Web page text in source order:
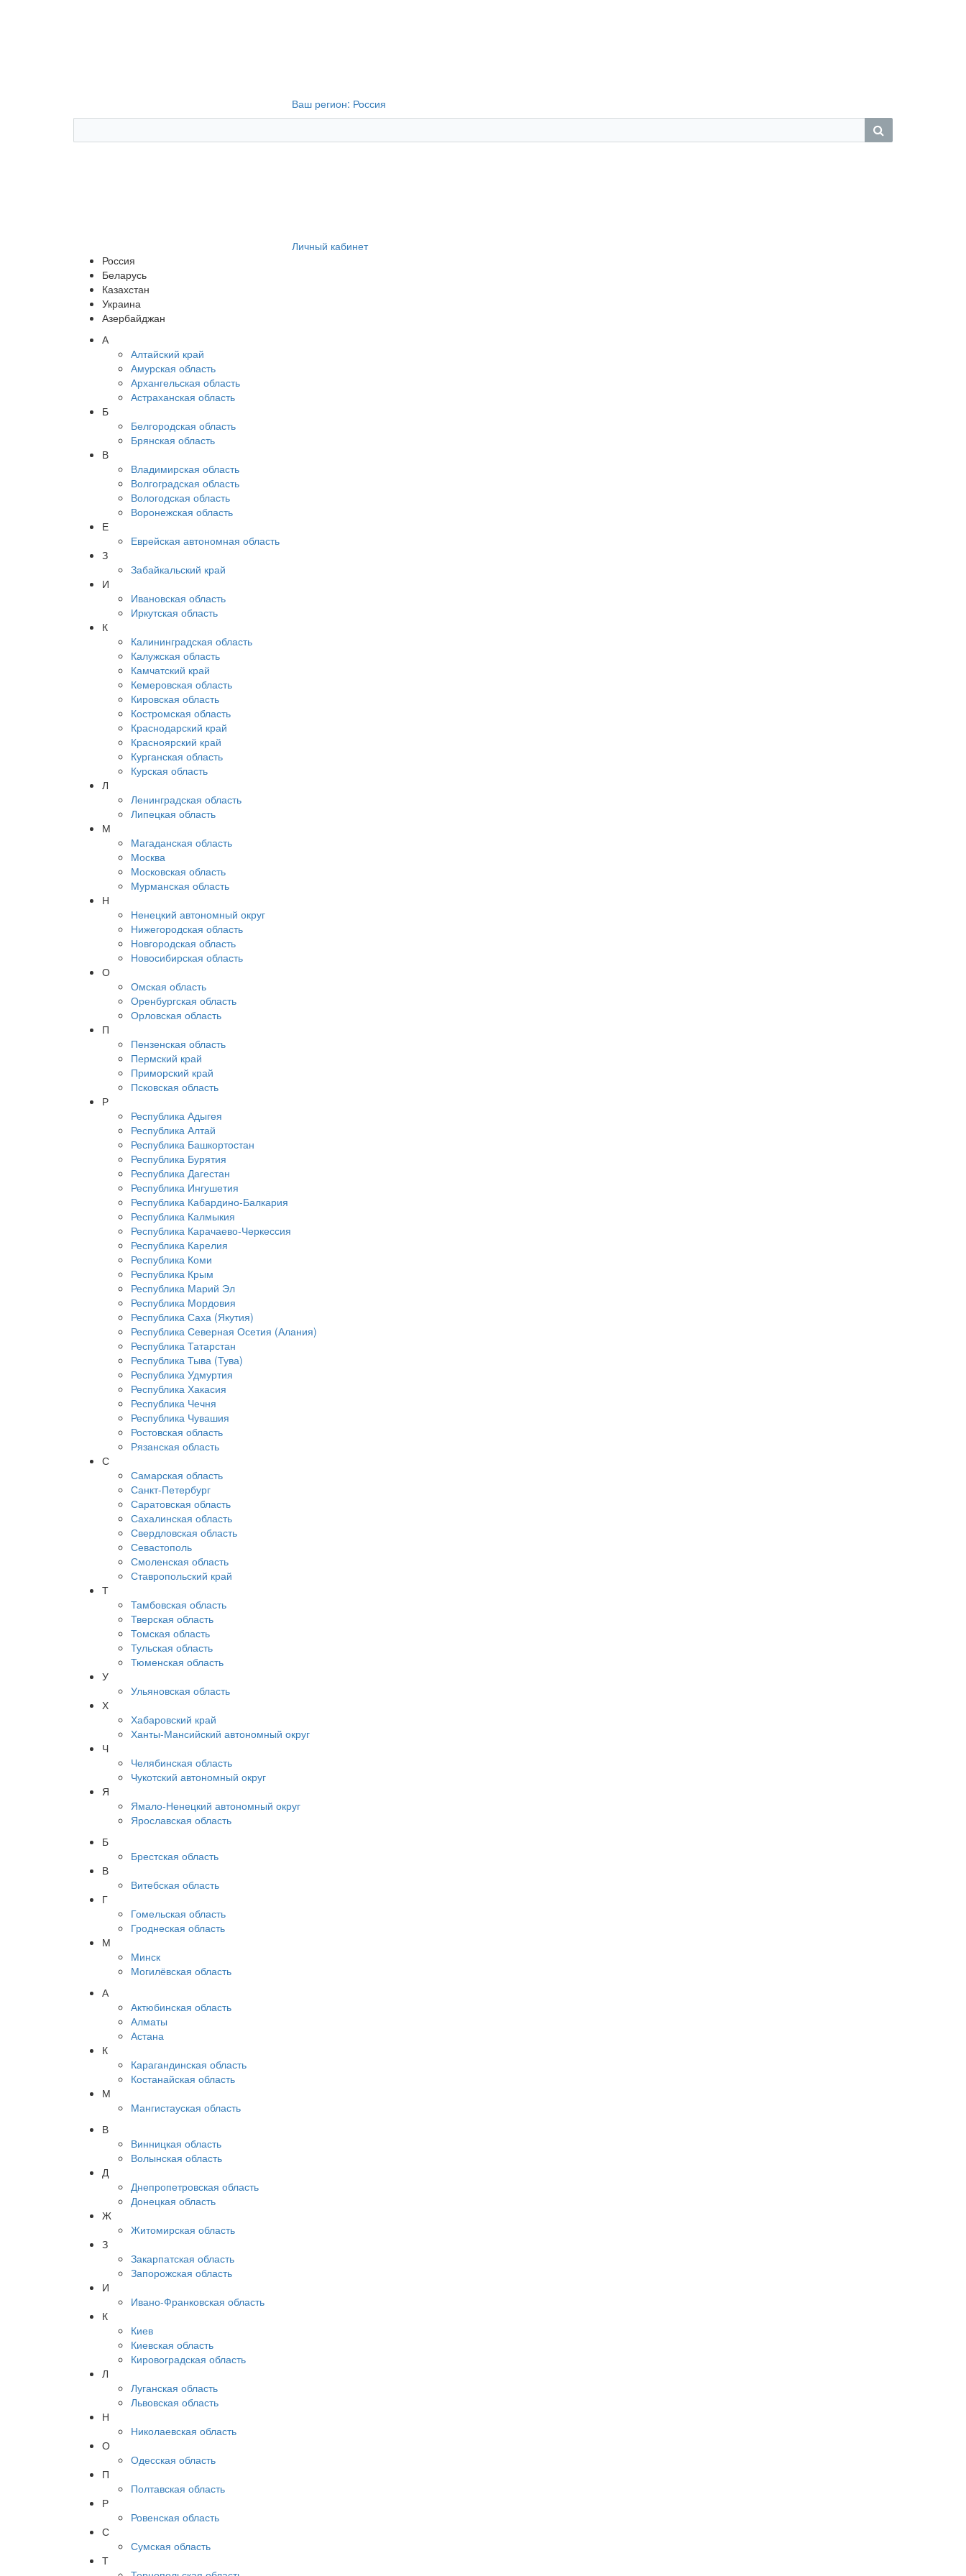
Ваш регион: Россия
Личный кабинет
Россия
Беларусь
Казахстан
Украина
Азербайджан
А
Алтайский край
Амурская область
Архангельская область
Астраханская область
Б
Белгородская область
Брянская область
В
Владимирская область
Волгоградская область
Вологодская область
Воронежская область
Е
Еврейская автономная область
З
Забайкальский край
И
Ивановская область
Иркутская область
К
Калининградская область
Калужская область
Камчатский край
Кемеровская область
Кировская область
Костромская область
Краснодарский край
Красноярский край
Курганская область
Курская область
Л
Ленинградская область
Липецкая область
М
Магаданская область
Москва
Московская область
Мурманская область
Н
Ненецкий автономный округ
Нижегородская область
Новгородская область
Новосибирская область
О
Омская область
Оренбургская область
Орловская область
П
Пензенская область
Пермский край
Приморский край
Псковская область
Р
Республика Адыгея
Республика Алтай
Республика Башкортостан
Республика Бурятия
Республика Дагестан
Республика Ингушетия
Республика Кабардино-Балкария
Республика Калмыкия
Республика Карачаево-Черкессия
Республика Карелия
Республика Коми
Республика Крым
Республика Марий Эл
Республика Мордовия
Республика Саха (Якутия)
Республика Северная Осетия (Алания)
Республика Татарстан
Республика Тыва (Тува)
Республика Удмуртия
Республика Хакасия
Республика Чечня
Республика Чувашия
Ростовская область
Рязанская область
С
Самарская область
Санкт-Петербург
Саратовская область
Сахалинская область
Свердловская область
Севастополь
Смоленская область
Ставропольский край
Т
Тамбовская область
Тверская область
Томская область
Тульская область
Тюменская область
У
Ульяновская область
Х
Хабаровский край
Ханты-Мансийский автономный округ
Ч
Челябинская область
Чукотский автономный округ
Я
Ямало-Ненецкий автономный округ
Ярославская область
Б
Брестская область
В
Витебская область
Г
Гомельская область
Гроднеская область
М
Минск
Могилёвская область
А
Актюбинская область
Алматы
Астана
К
Карагандинская область
Костанайская область
М
Мангистауская область
В
Винницкая область
Волынская область
Д
Днепропетровская область
Донецкая область
Ж
Житомирская область
З
Закарпатская область
Запорожская область
И
Ивано-Франковская область
К
Киев
Киевская область
Кировоградская область
Л
Луганская область
Львовская область
Н
Николаевская область
О
Одесская область
П
Полтавская область
Р
Ровенская область
С
Сумская область
Т